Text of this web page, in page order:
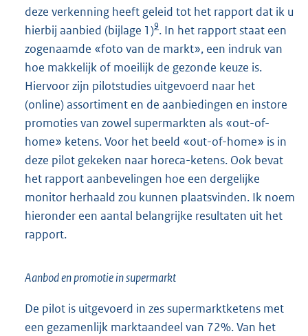
deze verkenning heeft geleid tot het rapport dat ik u
hierbij aanbied (bijlage 1)9. In het rapport staat een
zogenaamde «foto van de markt», een indruk van
hoe makkelijk of moeilijk de gezonde keuze is.
Hiervoor zijn pilotstudies uitgevoerd naar het
(online) assortiment en de aanbiedingen en instore
promoties van zowel supermarkten als «out-of-
home» ketens. Voor het beeld «out-of-home» is in
deze pilot gekeken naar horeca-ketens. Ook bevat
het rapport aanbevelingen hoe een dergelijke
monitor herhaald zou kunnen plaatsvinden. Ik noem
hieronder een aantal belangrijke resultaten uit het
rapport.
Aanbod en promotie in supermarkt
De pilot is uitgevoerd in zes supermarktketens met
een gezamenlijk marktaandeel van 72%. Van het